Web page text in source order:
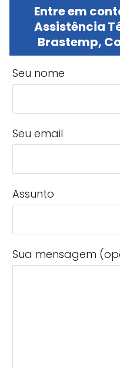
Entre em
Assistência
Brastemp,
Seu nome
Seu email
Assunto
Sua mensagem